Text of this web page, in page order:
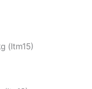
(ltm15)